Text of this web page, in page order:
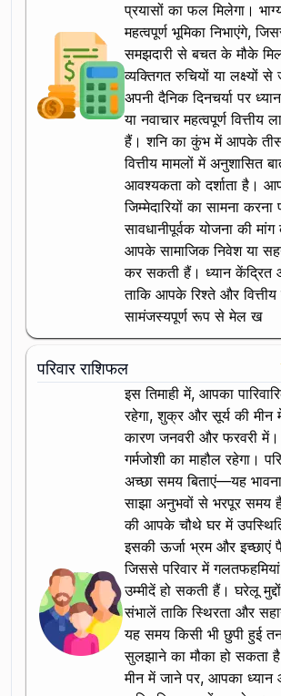
प्रयासों का फल मिलेगा।
महत्वपूर्ण भूमिका निभाएंगे,
समझदारी से बचत के मौके
व्यक्तिगत रुचियों या लक्ष्यों
अपनी दैनिक दिनचर्या पर
या नवाचार महत्वपूर्ण
हैं। शनि का कुंभ में आपके
वित्तीय मामलों में अनुशासित
आवश्यकता को दर्शाता है।
जिम्मेदारियों का सामना
सावधानीपूर्वक योजना की
आपके सामाजिक निवेश या
कर सकती हैं। ध्यान केंद्रित
ताकि आपके रिश्ते और वित्तीय
सामंजस्यपूर्ण रूप से मेल ख
परिवार राशिफल
इस तिमाही में, आपका
रहेगा, शुक्र और सूर्य की मीन
कारण जनवरी और फरवरी
गर्मजोशी का माहौल रहेगा।
अच्छा समय बिताएं—यह
साझा अनुभवों से भरपूर समय
की आपके चौथे घर में
इसकी ऊर्जा भ्रम और इच्छाएं
जिससे परिवार में
उम्मीदें हो सकती हैं। घरेलू
संभालें ताकि स्थिरता और
यह समय किसी भी छुपी हुई
सुलझाने का मौका हो सकता
मीन में जाने पर, आपका ध्यान